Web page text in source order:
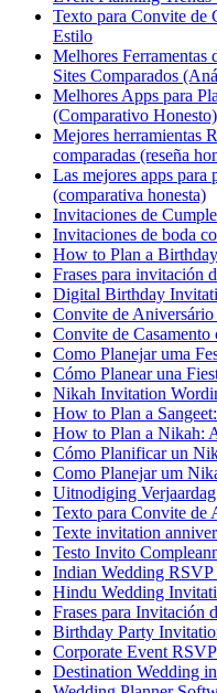
Texto para Convite de
Estilo
Melhores Ferramentas
Sites Comparados
Melhores Apps para
(Comparativo Honesto)
Mejores herramientas
comparadas (reseña
Las mejores apps para
(comparativa honesta)
Invitaciones de
Invitaciones de boda
How to Plan a
Frases para invitación
Digital Birthday
Convite de
Convite de
Como Planejar uma
Cómo Planear una
Nikah Invitation
How to Plan a
How to Plan a Nikah:
Cómo Planificar un
Como Planejar um
Uitnodiging
Texto para Convite de
Texte invitation
Testo Invito
Indian Wedding
Hindu Wedding
Frases para Invitación
Birthday Party
Corporate Event
Destination Wedding